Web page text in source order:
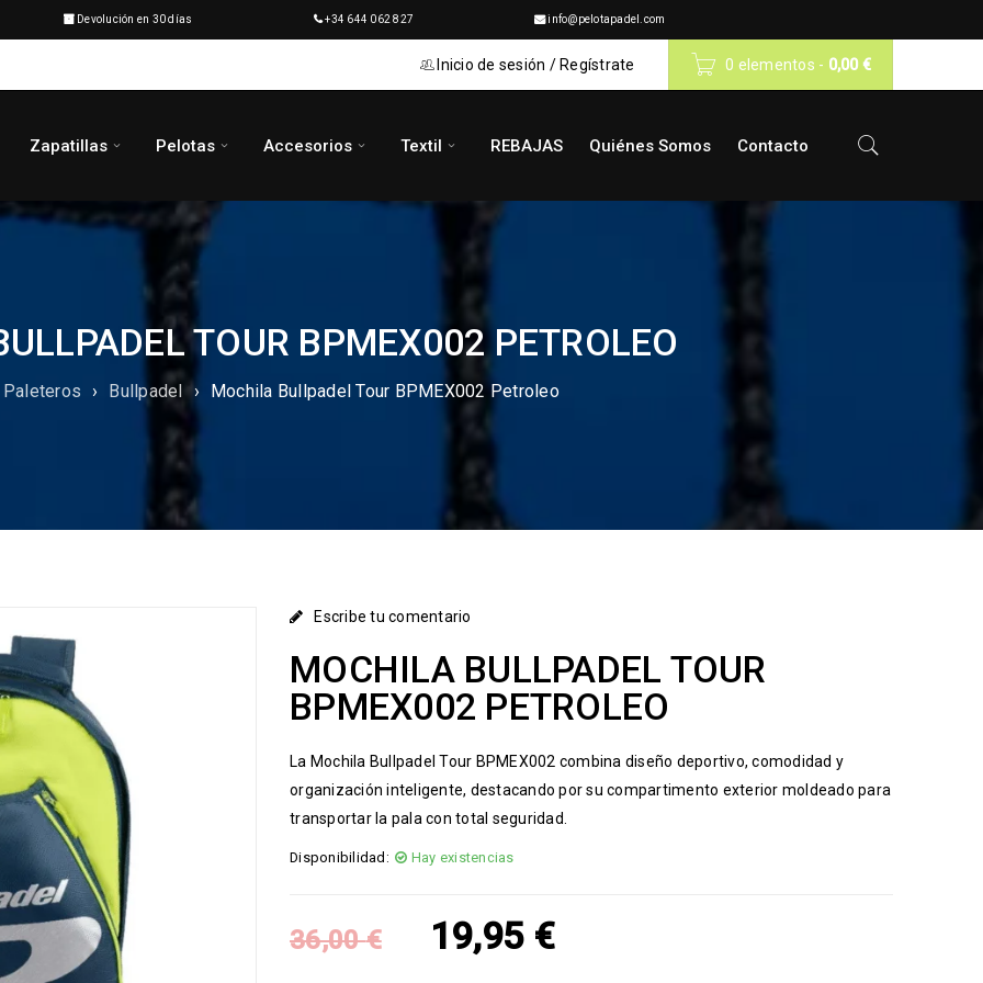
Devolución en 30 días +34 644 062 827 info@pelotapadel.com
0 elementos - 0,00€
Inicio de sesión / Regístrate
Zapatillas Pelotas Accesorios Textil REBAJAS Quiénes Somos Contacto
TOUR BPMEX002 PETROLEO
Paleteros › Bullpadel › Mochila Bullpadel Tour BPMEX002 Petroleo
Escribe tu comentario
MOCHILA BULLPADEL TOUR
BPMEX002 PETROLEO
La Mochila Bullpadel Tour BPMEX002 combina diseño deportivo, comodidad y
organización inteligente, destacando por su compartimento exterior moldeado para
transportar la pala con total seguridad.
Disponibilidad: Hay existencias
36,00€ 19,95 €